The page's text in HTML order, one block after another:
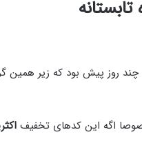
روز پیش بود که زیر همین
اگه این کدهای تخفیف